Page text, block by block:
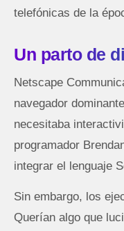
telefónicas de la
Un parto de
Netscape
navegador
necesitaba
programador
integrar el lenguaje
Sin embargo, los
Querían algo que